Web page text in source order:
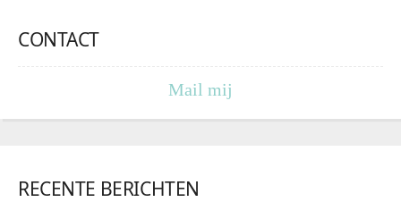
CONTACT
Mail mij
RECENTE BERICHTEN